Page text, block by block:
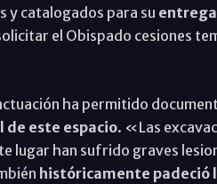
y catalogados para su
el Obispado cesiones
ha permitido
este espacio. «Las
lugar han sufrido graves
históricamente padeció